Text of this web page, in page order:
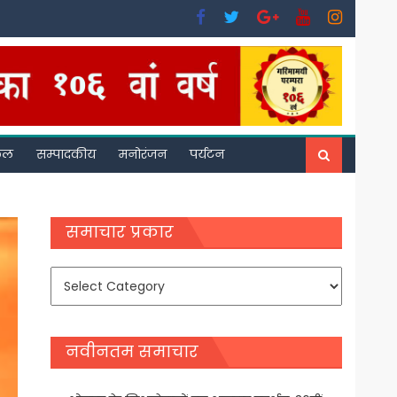
सम्पादकीय मनोरंजन पर्यटन
समाचार प्रकार
समाचार
नवीनतम समाचार